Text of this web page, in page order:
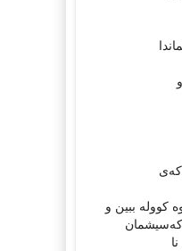
کوولە ببین و